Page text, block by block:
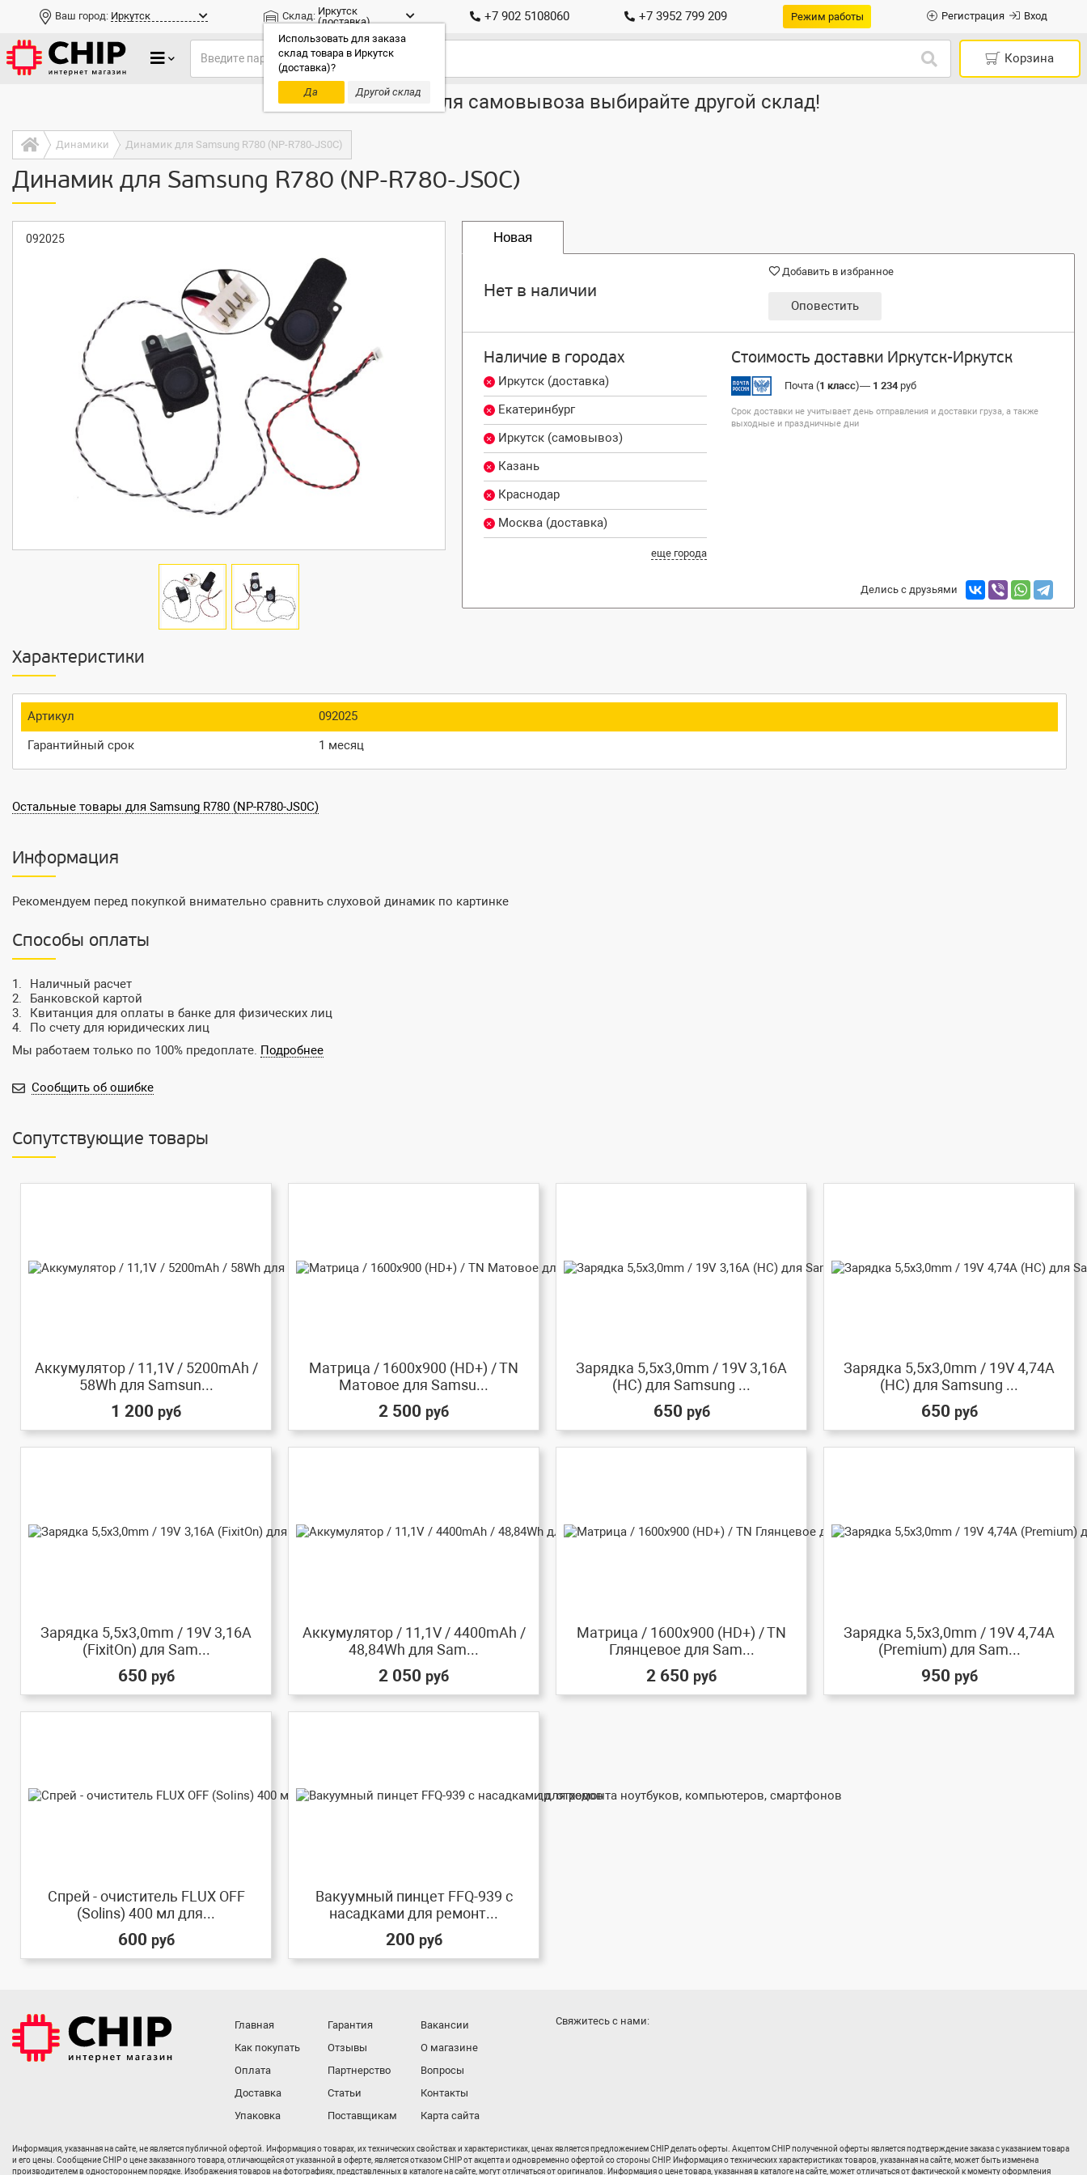
Ваш город: Иркутск Склад: Иркутск
(доставка)
Использовать для заказа
склад товара в Иркутск
(доставка)?
Да
Другой склад
+7 902 5108060 +7 3952 799 209 Режим работы Регистрация Вход
Корзина
Только доставка, для самовывоза выбирайте другой склад!
Динамики Динамик для Samsung R780 (NP-R780-JS0C)
Динамик для Samsung R780 (NP-R780-JS0C)
092025 Новая
Нет в наличии
Добавить в избранное
Оповестить
Наличие в городах
Иркутск (доставка)
Екатеринбург
Иркутск (самовывоз)
Казань
Краснодар
Москва (доставка)
еще города
Стоимость доставки Иркутск-Иркутск
Почта (1 класс)— 1 234руб
Срок доставки не учитывает день отправления и доставки груза, а также
выходные и праздничные дни
Делись с друзьями
Характеристики
Артикул
092025
Гарантийный срок
1 месяц
Остальные товары для Samsung R780 (NP-R780-JS0C)
Информация
Рекомендуем перед покупкой внимательно сравнить слуховой динамик по картинке
Способы оплаты
Наличный расчет
Банковской картой
Квитанция для оплаты в банке для физических лиц
По счету для юридических лиц
Мы работаем только по 100% предоплате. Подробнее
Сообщить об ошибке
Сопутствующие товары
Аккумулятор / 11,1V / 5200mAh /
58Wh для Samsun...
1 200 руб
Матрица / 1600x900 (HD+) / TN
Матовое для Samsu...
2 500 руб
Зарядка 5,5x3,0mm / 19V 3,16A
(HC) для Samsung ...
650 руб
Зарядка 5,5x3,0mm / 19V 4,74A
(HC) для Samsung ...
650 руб
Зарядка 5,5x3,0mm / 19V 3,16A
(FixitOn) для Sam...
650 руб
Аккумулятор / 11,1V / 4400mAh /
48,84Wh для Sam...
2 050 руб
Матрица / 1600x900 (HD+) / TN
Глянцевое для Sam...
2 650 руб
Зарядка 5,5x3,0mm / 19V 4,74A
(Premium) для Sam...
950 руб
Спрей - очиститель FLUX OFF
(Solins) 400 мл для...
600 руб
Вакуумный пинцет FFQ-939 с
насадками для ремонт...
200 руб
Главная
Как покупать
Оплата
Доставка
Упаковка
Гарантия
Отзывы
Партнерство
Статьи
Поставщикам
Вакансии
О магазине
Вопросы
Контакты
Карта сайта
Cвяжитесь с нами:
Информация, указанная на сайте, не является публичной офертой. Информация о товарах, их технических свойствах и характеристиках, ценах является предложением CHIP делать оферты. Акцептом CHIP полученной оферты является подтверждение заказа с указанием товара
и его цены. Сообщение CHIP о цене заказанного товара, отличающейся от указанной в оферте, является отказом CHIP от акцепта и одновременно офертой со стороны CHIP. Информация о технических характеристиках товаров, указанная на сайте, может быть изменена
производителем в одностороннем порядке. Изображения товаров на фотографиях, представленных в каталоге на сайте, могут отличаться от оригиналов. Информация о цене товара, указанная в каталоге на сайте, может отличаться от фактической к моменту оформления